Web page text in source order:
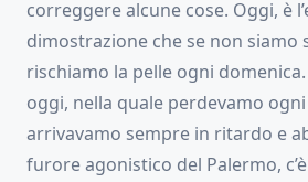
correggere alcune cose. Oggi, è
dimostrazione che se non siamo
rischiamo la pelle ogni
oggi, nella quale perdevamo
arrivavamo sempre in ritardo e
furore agonistico del Palermo,